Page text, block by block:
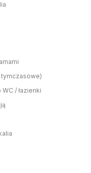
/ łazienki